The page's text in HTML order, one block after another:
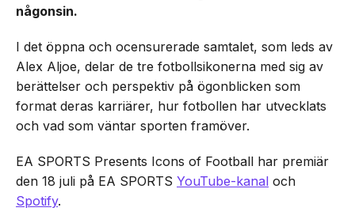
någonsin.
I det öppna och ocensurerade samtalet, som leds av
Alex Aljoe, delar de tre fotbollsikonerna med sig av
berättelser och perspektiv på ögonblicken som
format deras karriärer, hur fotbollen har utvecklats
och vad som väntar sporten framöver.
EA SPORTS Presents Icons of Football har premiär
den 18 juli på EA SPORTS YouTube-kanal och
Spotify.